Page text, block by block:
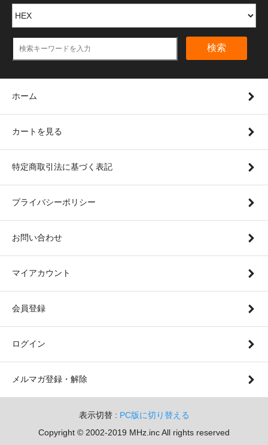
検索
ホーム
カートを見る
特定商取引法に基づく表記
プライバシーポリシー
お問い合わせ
マイアカウント
会員登録
ログイン
メルマガ登録・解除
表示切替 : PC版に切り替える
Copyright © 2002-2019 MHz.inc All rights reserved